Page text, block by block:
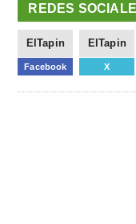
REDES
ElTapin
Facebook
ElTapin
X